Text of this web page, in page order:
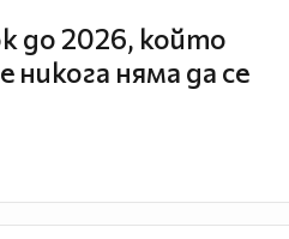
до 2026, който
никога няма да се